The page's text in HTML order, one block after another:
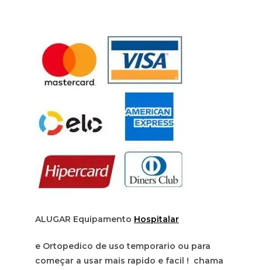
ALUGAR Equipamento Hospitalar
e Ortopedico de uso temporario ou para
começar a usar mais rapido e facil ! chama